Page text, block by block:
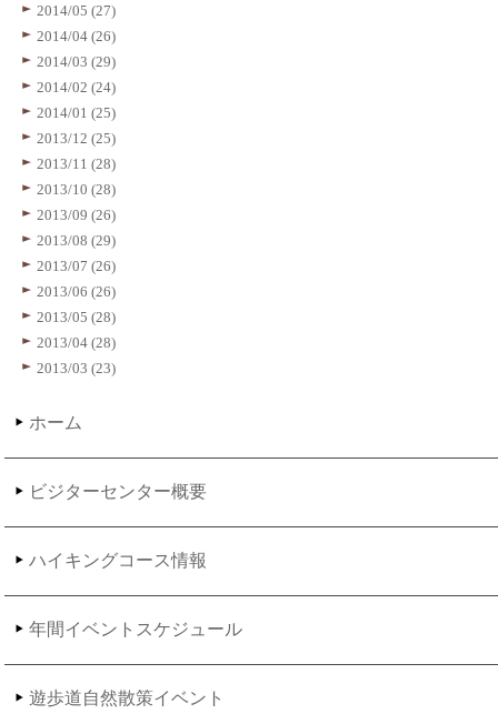
2014/05 (27)
2014/04 (26)
2014/03 (29)
2014/02 (24)
2014/01 (25)
2013/12 (25)
2013/11 (28)
2013/10 (28)
2013/09 (26)
2013/08 (29)
2013/07 (26)
2013/06 (26)
2013/05 (28)
2013/04 (28)
2013/03 (23)
ホーム
ビジターセンター概要
ハイキングコース情報
年間イベントスケジュール
遊歩道自然散策イベント